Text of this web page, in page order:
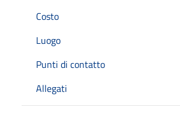
Costo
Luogo
Punti di contatto
Allegati